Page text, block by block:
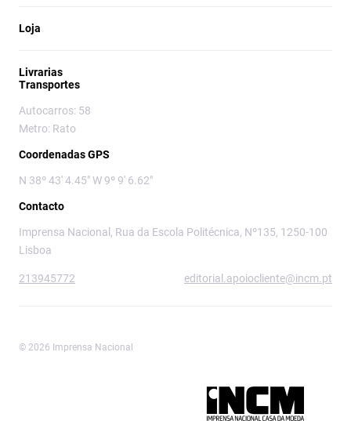
Loja
Livrarias
Transportes
Autocarros: 58
Metro: Rato
Coordenadas GPS
N 38º 43' 4.45" W 9º 9' 6.62"
Contacto
Imprensa Nacional, Rua da Escola Politécnica, Nº135, 1250-100
Lisboa
213945772 editorial.apoiocliente@incm.pt
© 2026 Imprensa Nacional